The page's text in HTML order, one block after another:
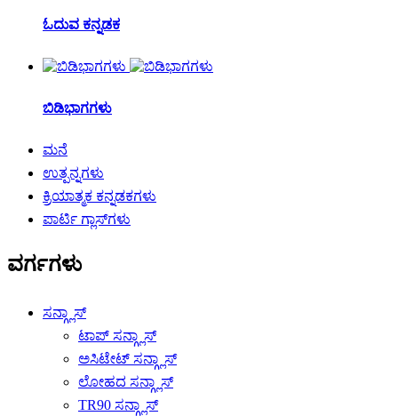
ಓದುವ ಕನ್ನಡಕ
ಬಿಡಿಭಾಗಗಳು
ಮನೆ
ಉತ್ಪನ್ನಗಳು
ಕ್ರಿಯಾತ್ಮಕ ಕನ್ನಡಕಗಳು
ಪಾರ್ಟಿ ಗ್ಲಾಸ್‌ಗಳು
ವರ್ಗಗಳು
ಸನ್ಗ್ಲಾಸ್
ಟಾಪ್ ಸನ್ಗ್ಲಾಸ್
ಅಸಿಟೇಟ್ ಸನ್ಗ್ಲಾಸ್
ಲೋಹದ ಸನ್ಗ್ಲಾಸ್
TR90 ಸನ್ಗ್ಲಾಸ್